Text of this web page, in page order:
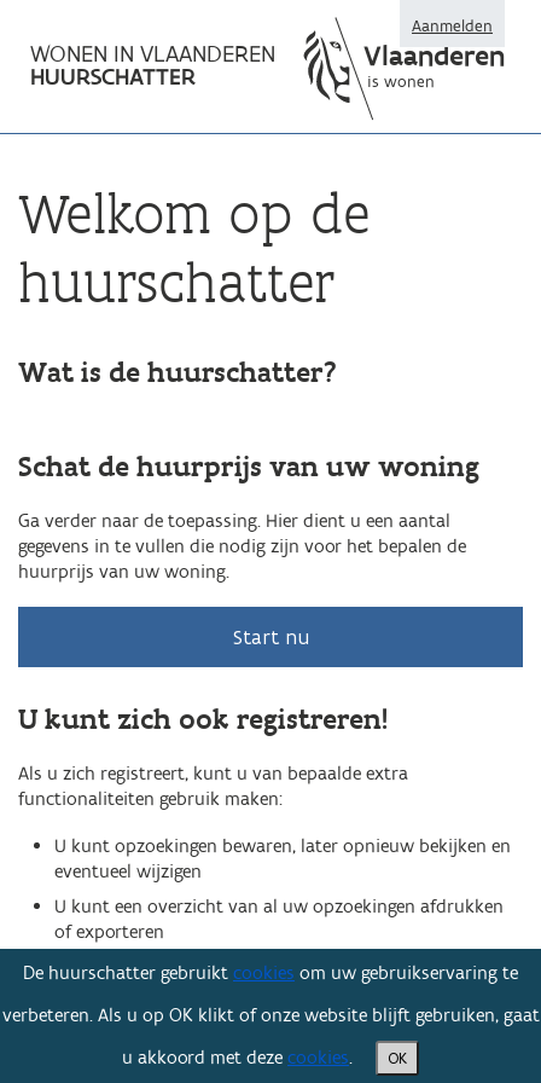
Aanmelden
WONEN IN VLAANDEREN
HUURSCHATTER
Vlaanderen
is wonen
Welkom op de
huurschatter
Wat is de huurschatter?
Schat de huurprijs van uw woning
Ga verder naar de toepassing. Hier dient u een aantal
gegevens in te vullen die nodig zijn voor het bepalen de
huurprijs van uw woning.
Start nu
U kunt zich ook registreren!
Als u zich registreert, kunt u van bepaalde extra
functionaliteiten gebruik maken:
U kunt opzoekingen bewaren, later opnieuw bekijken en
eventueel wijzigen
U kunt een overzicht van al uw opzoekingen afdrukken
of exporteren
De huurschatter gebruikt cookies om uw gebruikservaring te
verbeteren. Als u op OK klikt of onze website blijft gebruiken, gaat
u akkoord met deze cookies. OK